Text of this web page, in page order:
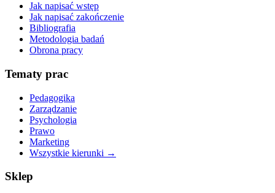
Jak napisać wstęp
Jak napisać zakończenie
Bibliografia
Metodologia badań
Obrona pracy
Tematy prac
Pedagogika
Zarządzanie
Psychologia
Prawo
Marketing
Wszystkie kierunki →
Sklep